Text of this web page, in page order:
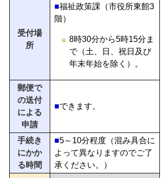
受付場
所
■福祉政策課（市役所東館3
階）
8時30分から5時15分ま
で（土、日、祝日及び
年末年始を除く）。
郵便で
の送付
による
申請
■できます。
手続き
にかか
る時間
■5～10分程度（混み具合に
よって異なりますのでご了
承ください。）